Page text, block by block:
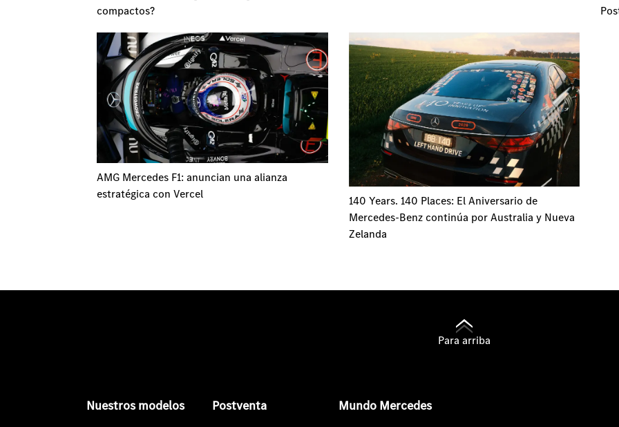
compactos?
AMG Mercedes F1: anuncian una alianza
estratégica con Vercel
140 Years. 140 Places: El Aniversario de
Mercedes-Benz continúa por Australia y Nueva
Zelanda
Para arriba
Nuestros modelos Postventa Mundo Mercedes